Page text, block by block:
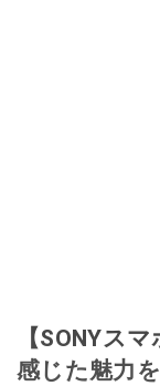
【SONYス
感じた魅力